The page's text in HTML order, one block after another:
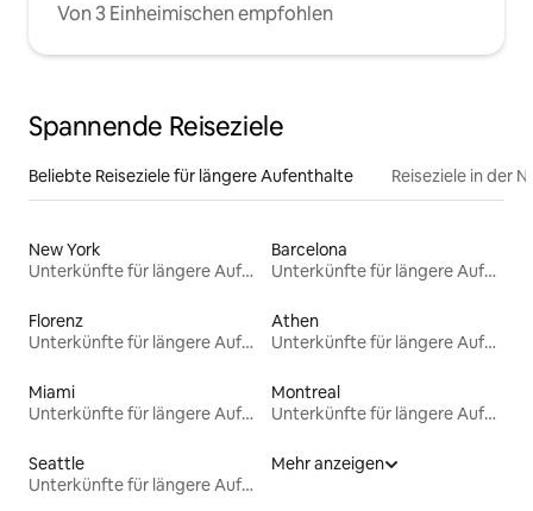
Von 3 Einheimischen empfohlen
Spannende Reiseziele
Beliebte Reiseziele für längere Aufenthalte Reiseziele in der
New York
Unterkünfte für längere Aufenthalte
Barcelona
Unterkünfte für längere Aufenthalte
Florenz
Unterkünfte für längere Aufenthalte
Athen
Unterkünfte für längere Aufenthalte
Miami
Unterkünfte für längere Aufenthalte
Montreal
Unterkünfte für längere Aufenthalte
Seattle
Unterkünfte für längere Aufenthalte
Mehr anzeigen